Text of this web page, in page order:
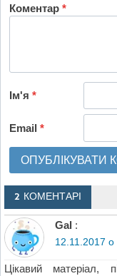
Коментар*
Ім'я*
Email*
2 КОМЕНТАРІ
Gal :
12.11.2017 о
Цікавий матеріал,